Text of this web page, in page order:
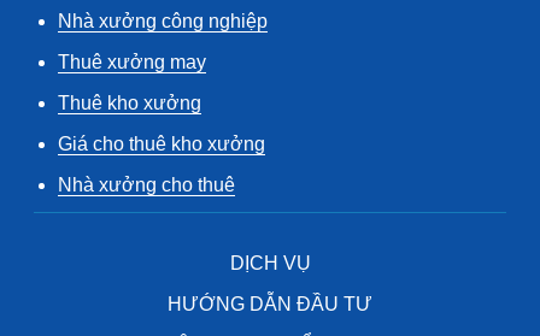
Nhà xưởng công nghiệp
Thuê xưởng may
Thuê kho xưởng
Giá cho thuê kho xưởng
Nhà xưởng cho thuê
DỊCH VỤ
HƯỚNG DẪN ĐẦU TƯ